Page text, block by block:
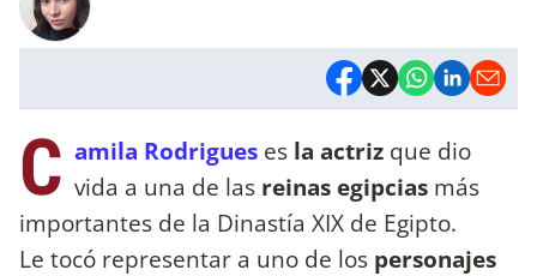
C amila Rodrigues es la actriz que dio
vida a una de las reinas egipcias más
importantes de la Dinastía XIX de Egipto.
Le tocó representar a uno de los personajes